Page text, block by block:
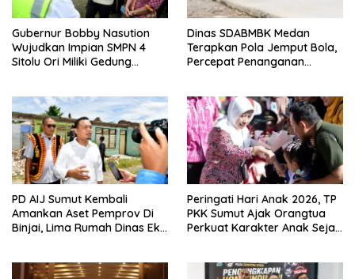
Gubernur Bobby Nasution
Wujudkan Impian SMPN 4
Sitolu Ori Miliki Gedung
Dinas SDABMBK Medan
Terapkan Pola Jemput Bola,
Percepat Penanganan
PD AIJ Sumut Kembali
Amankan Aset Pemprov Di
Binjai, Lima Rumah Dinas Eks
Peringati Hari Anak 2026, TP
PKK Sumut Ajak Orangtua
Perkuat Karakter Anak Sejak